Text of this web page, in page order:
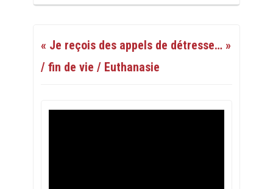
« Je reçois des appels de détresse… »
/ fin de vie / Euthanasie